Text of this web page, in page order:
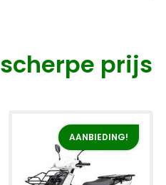
scherpe prijs
AANBIEDING!